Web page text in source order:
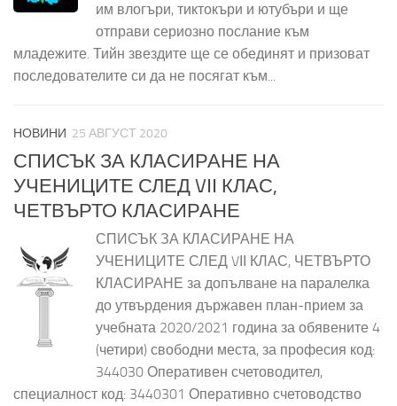
им влогъри, тиктокъри и ютубъри и ще
отправи сериозно послание към
младежите. Тийн звездите ще се обединят и призоват
последователите си да не посягат към...
НОВИНИ 25 АВГУСТ 2020
СПИСЪК ЗА КЛАСИРАНЕ НА
УЧЕНИЦИТЕ СЛЕД VІІ КЛАС,
ЧЕТВЪРТО КЛАСИРАНЕ
СПИСЪК ЗА КЛАСИРАНЕ НА
УЧЕНИЦИТЕ СЛЕД VІІ КЛАС, ЧЕТВЪРТО
КЛАСИРАНЕ за допълване на паралелка
до утвърдения държавен план-прием за
учебната 2020/2021 година за обявените 4
(четири) свободни места, за професия код:
344030 Оперативен счетоводител,
специалност код: 3440301 Оперативно счетоводство